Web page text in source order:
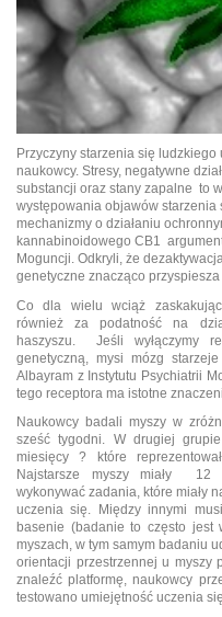
Przyczyny starzenia się
naukowcy. Stresy, negatywne
substancji oraz stany zapalne to
występowania objawów starzenia
mechanizmy o działaniu
kannabinoidowego CB1
Moguncji. Odkryli, że
genetyczne znacząco
Co dla wielu wciąż
również za podatność na
haszyszu. Jeśli wyłączymy
genetyczną, mysi mózg
Albayram z Instytutu Psychiatrii
tego receptora ma istotne
Naukowcy badali myszy w
sześć tygodni. W drugiej
miesięcy ? które
Najstarsze myszy miały 12
wykonywać zadania, które miały
uczenia się. Między innymi
basenie (badanie to często jest
myszach, w tym samym badaniu
orientacji przestrzennej u myszy
znaleźć platformę, naukowcy
testowano umiejętność uczenia